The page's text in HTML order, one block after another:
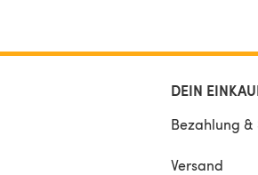
DEIN
Bezahlung &
Versand